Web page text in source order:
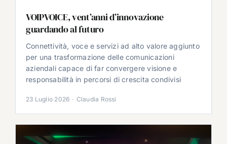
VOIPVOICE, vent’anni d’innovazione
guardando al futuro
Connettività, voce e servizi ad alto valore aggiunto
per una trasformazione delle comunicazioni
aziendali capace di far convergere visione e
responsabilità in percorsi di crescita condivisi
23 Luglio 2026 · Claudia Rossi